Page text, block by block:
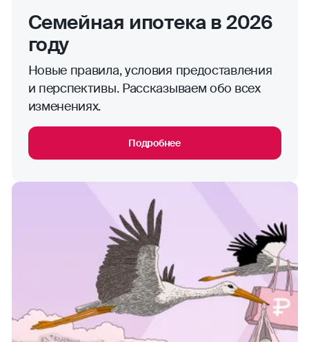
Семейная ипотека в 2026
году
Новые правила, условия предоставления
и перспективы. Рассказываем обо всех
изменениях.
Подробнее